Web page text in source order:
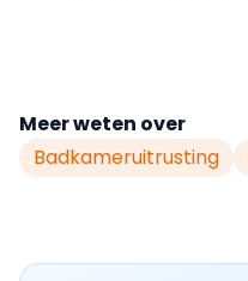
Meer weten over
Badkameruitrusting